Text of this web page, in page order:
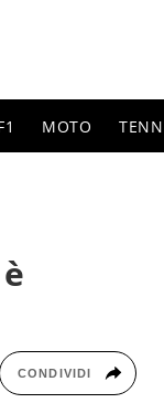
MOTO
CONDIVIDI